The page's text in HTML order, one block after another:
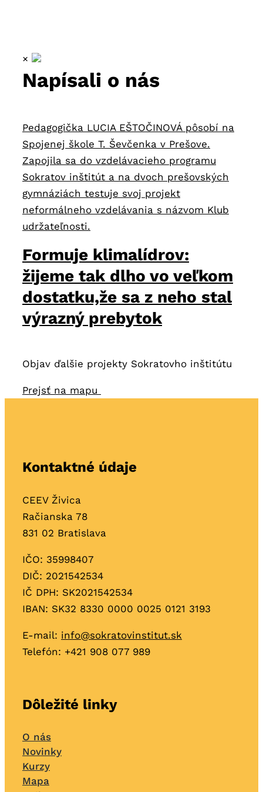
×
Napísali o nás
Pedagogička LUCIA EŠTOČINOVÁ pôsobí na
Spojenej škole T. Ševčenka v Prešove.
Zapojila sa do vzdelávacieho programu
Sokratov inštitút a na dvoch prešovských
gymnáziách testuje svoj projekt
neformálneho vzdelávania s názvom Klub
udržateľnosti.
Formuje klimalídrov:
žijeme tak dlho vo veľkom
dostatku,že sa z neho stal
výrazný prebytok
Objav ďalšie projekty Sokratovho inštitútu
Prejsť na mapu
Kontaktné údaje
CEEV Živica
Račianska 78
831 02 Bratislava
IČO: 35998407
DIČ: 2021542534
IČ DPH: SK2021542534
IBAN: SK32 8330 0000 0025 0121 3193
E-mail: info@sokratovinstitut.sk
Telefón: +421 908 077 989
Dôležité linky
O nás
Novinky
Kurzy
Mapa